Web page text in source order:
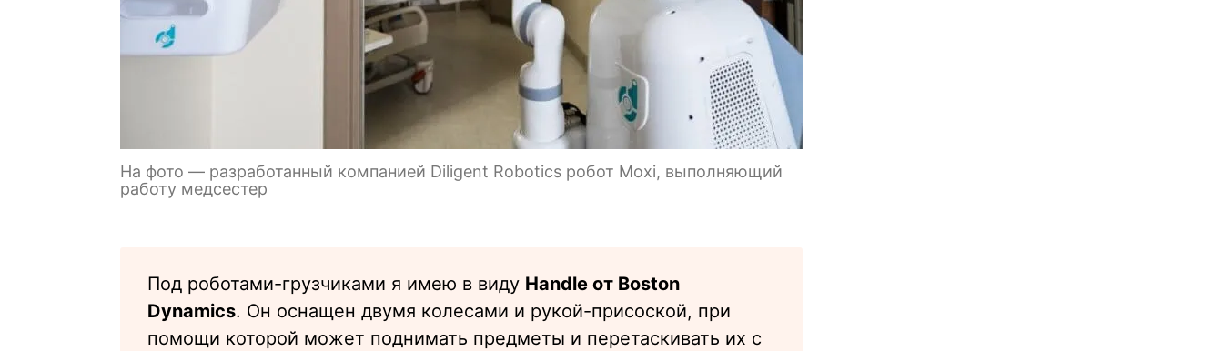
На фото — разработанный компанией Diligent Robotics робот Moxi, выполняющий
работу медсестер
Под роботами-грузчиками я имею в виду Handle от Boston
Dynamics. Он оснащен двумя колесами и рукой-присоской, при
помощи которой может поднимать предметы и перетаскивать их с